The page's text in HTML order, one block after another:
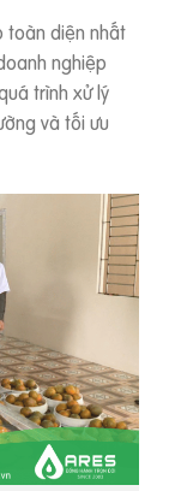
toàn diện nhất
nghiệp
trình xử lý
và tối ưu